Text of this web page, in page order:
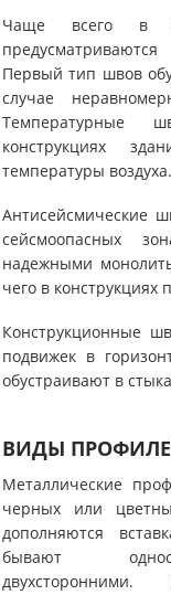
Чаще всего в
Первый тип швов
случае
Температурные
конструкциях
температуры воздуха.
Антисейсмические
сейсмоопасных
надежными
чего в
Конструкционные
подвижек в
обустраивают в
ВИДЫ
Металлические
черных или
дополняются
бывают